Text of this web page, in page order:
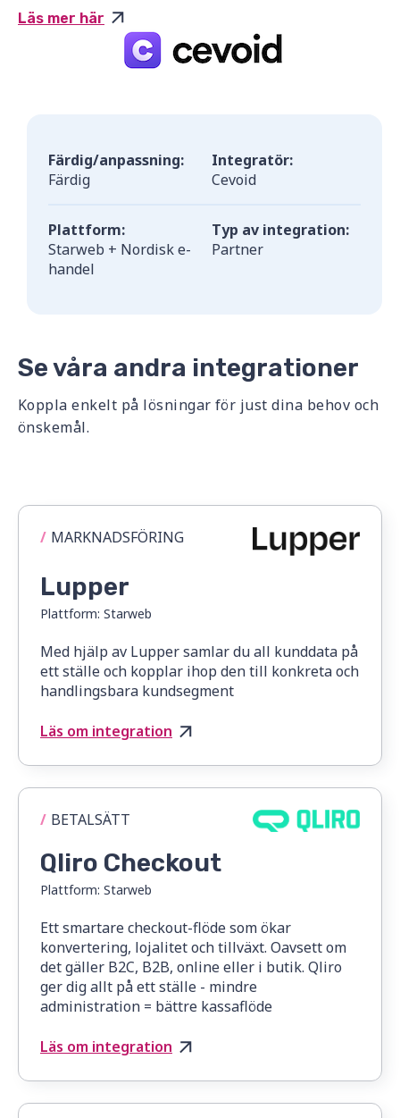
Läs mer här
Färdig/anpassning:
Färdig
Integratör:
Cevoid
Plattform:
Starweb + Nordisk e-
handel
Typ av integration:
Partner
Se våra andra integrationer
Koppla enkelt på lösningar för just dina behov och
önskemål.
/ MARKNADSFÖRING
Lupper
Plattform: Starweb
Med hjälp av Lupper samlar du all kunddata på
ett ställe och kopplar ihop den till konkreta och
handlingsbara kundsegment
Läs om integration
/ BETALSÄTT
Qliro Checkout
Plattform: Starweb
Ett smartare checkout-flöde som ökar
konvertering, lojalitet och tillväxt. Oavsett om
det gäller B2C, B2B, online eller i butik. Qliro
ger dig allt på ett ställe - mindre
administration = bättre kassaflöde
Läs om integration